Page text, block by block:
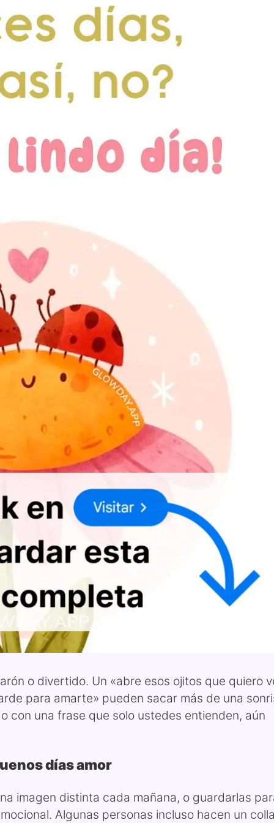
o divertido. Un «abre esos ojitos que quiero
para amarte» pueden sacar más de una
con una frase que solo ustedes entienden, aún
días amor
imagen distinta cada mañana, o guardarlas
Algunas personas incluso hacen un